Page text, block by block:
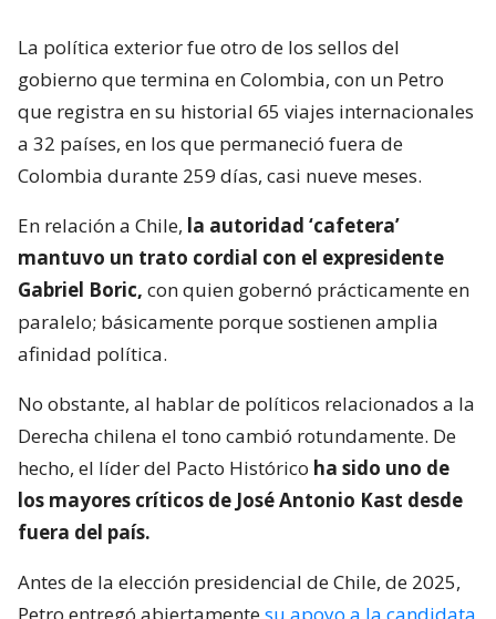
La política exterior fue otro de los sellos del
gobierno que termina en Colombia, con un Petro
que registra en su historial 65 viajes internacionales
a 32 países, en los que permaneció fuera de
Colombia durante 259 días, casi nueve meses.
En relación a Chile, la autoridad ‘cafetera’
mantuvo un trato cordial con el expresidente
Gabriel Boric, con quien gobernó prácticamente en
paralelo; básicamente porque sostienen amplia
afinidad política.
No obstante, al hablar de políticos relacionados a la
Derecha chilena el tono cambió rotundamente. De
hecho, el líder del Pacto Histórico ha sido uno de
los mayores críticos de José Antonio Kast desde
fuera del país.
Antes de la elección presidencial de Chile, de 2025,